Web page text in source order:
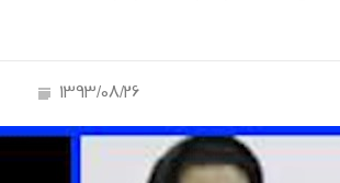
1393/08/26